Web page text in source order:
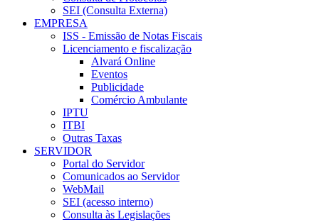
SEI (Consulta Externa)
EMPRESA
ISS - Emissão de Notas Fiscais
Licenciamento e fiscalização
Alvará Online
Eventos
Publicidade
Comércio Ambulante
IPTU
ITBI
Outras Taxas
SERVIDOR
Portal do Servidor
Comunicados ao Servidor
WebMail
SEI (acesso interno)
Consulta às Legislações